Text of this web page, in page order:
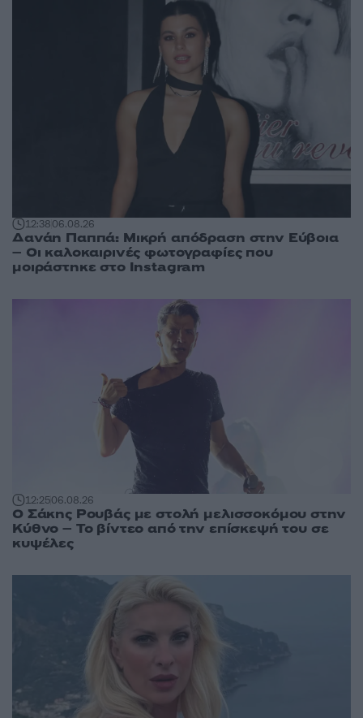
12:3806.08.26
Δανάη Παππά: Μικρή απόδραση στην Εύβοια
– Οι καλοκαιρινές φωτογραφίες που
μοιράστηκε στο Instagram
12:2506.08.26
Ο Σάκης Ρουβάς με στολή μελισσοκόμου στην
Κύθνο – Το βίντεο από την επίσκεψή του σε
κυψέλες